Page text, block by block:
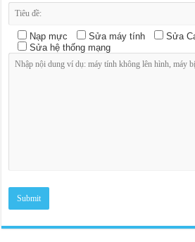
Nạp mực Sửa máy tính
Sửa
Sửa hệ thống mạng